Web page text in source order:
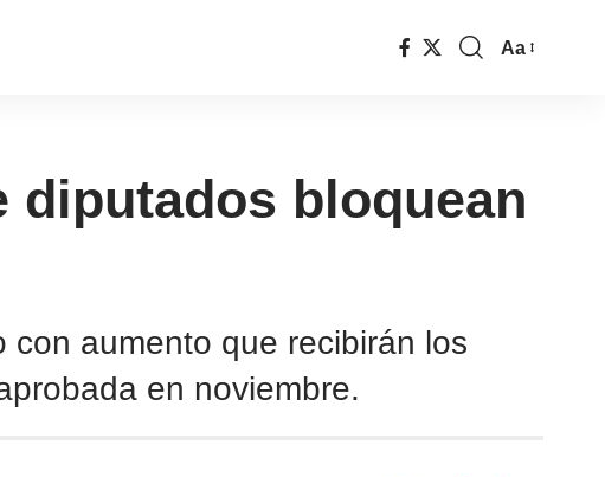
Aa
diputados bloquean
aumento que recibirán los
en noviembre.